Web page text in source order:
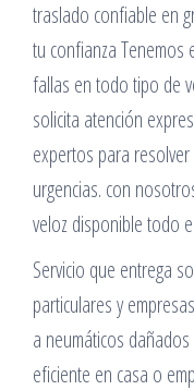
traslado confiable en
tu confianza
fallas en todo tipo de
solicita atención
expertos para
urgencias. con
veloz disponible todo
Servicio que entrega
particulares y
a neumáticos
eficiente en casa o